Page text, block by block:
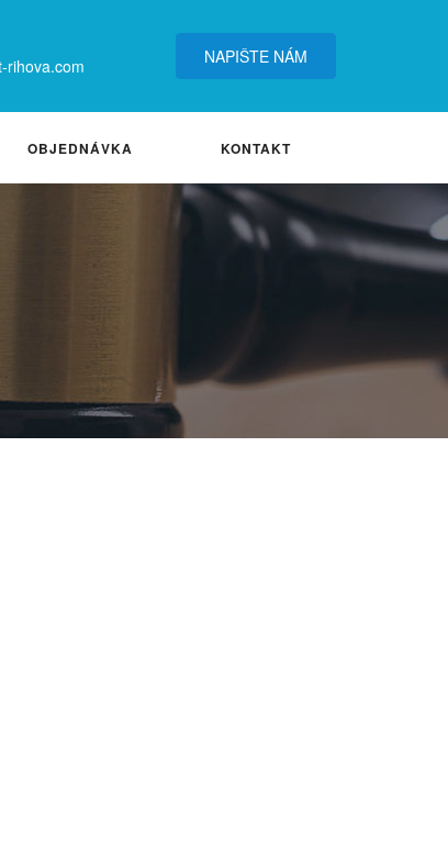
rihova.com NAPIŠTE NÁM
OBJEDNÁVKA KONTAKT